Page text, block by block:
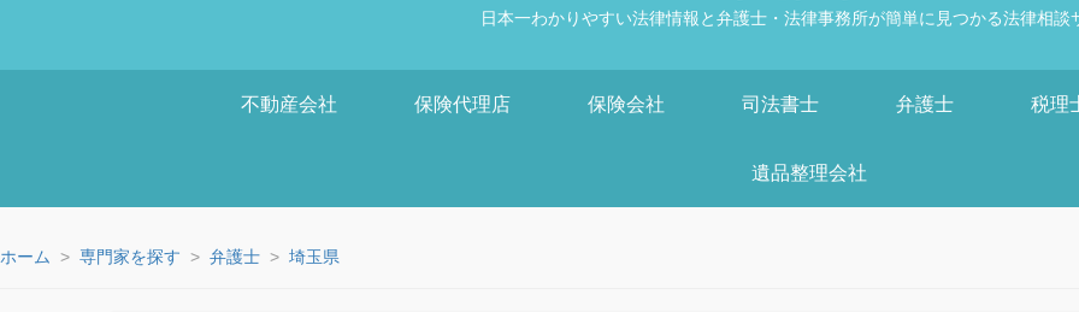
日本一わかりやすい法律情報と弁護士・法律事務所が簡単に見つかる法律相談
不動産会社 保険代理店 保険会社 司法書士 弁護士 税理
遺品整理会社
ホーム 専門家を探す 弁護士 埼玉県